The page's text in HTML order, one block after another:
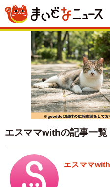
エスママwithの記事一覧
エスママwith